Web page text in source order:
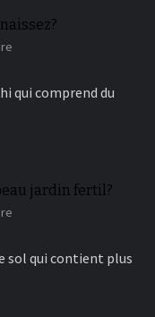
vous
qui comprend du
jardin fertil?
un
sol qui contient plus